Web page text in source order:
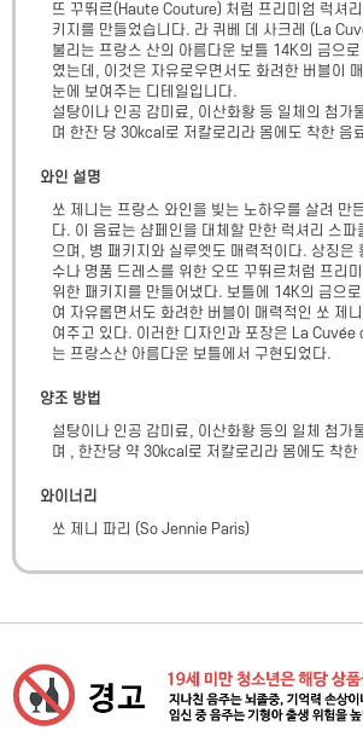
뜨 꾸뛰르(Haute Couture) 처럼 프리미엄 럭셔
키지를 만들었습니다. 라 퀴베 데 사크레 (La
불리는 프랑스 산의 아름다운 보틀 14K의 금으
였는데, 이것은 자유로우면서도 화려한 버블이
눈에 보여주는 디테일입니다.
설탕이나 인공 감미료, 이산화황 등 일체의 첨가
며 한잔 당 30kcal로 저칼로리라 몸에도 착한 음
와인 설명
쏘 제니는 프랑스 와인을 빚는 노하우를 살려 만
다. 이 음료는 샴페인을 대체할 만한 럭셔리 스파
으며, 병 패키지와 실루엣도 매력적이다. 상징은
수나 명품 드레스를 위한 오뜨 꾸뛰르처럼 프리
위한 패키지를 만들어냈다. 보틀에 14K의 금으
여 자유롭면서도 화려한 버블이 매력적인 쏘 제
여주고 있다. 이러한 디자인과 포장은 La Cuvée
는 프랑스산 아름다운 보틀에서 구현되었다.
양조 방법
설탕이나 인공 감미료, 이산화황 등의 일체 첨가
며 , 한잔당 약 30kcal로 저칼로리라 몸에도 착한
와이너리
쏘 제니 파리 (So Jennie Paris)